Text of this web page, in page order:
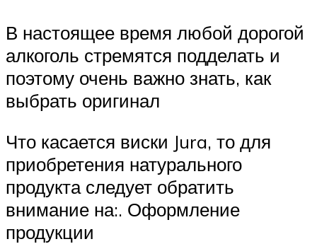
В настоящее время любой дорогой
алкоголь стремятся подделать и
поэтому очень важно знать, как
выбрать оригинал
Что касается виски Jura, то для
приобретения натурального
продукта следует обратить
внимание на:. Оформление
продукции